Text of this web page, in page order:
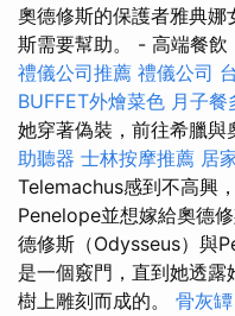
奧德修斯的保護者雅典娜
斯需要幫助。 - 高端餐飲
禮儀公司推薦 禮儀公司
BUFFET外燴菜色 月子餐
她穿著偽裝，前往希臘與
助聽器 士林按摩推薦 居
Telemachus感到不高興
Penelope並想嫁給奧德
德修斯（Odysseus）與
是一個竅門，直到她透
樹上雕刻而成的。 骨灰罈